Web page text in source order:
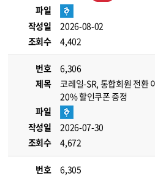
파일
작성일
2026-08-02
조회수
4,402
번호
6,306
제목
코레일-SR, 통합회원 전환
20% 할인쿠폰 증정
파일
작성일
2026-07-30
조회수
4,672
번호
6,305